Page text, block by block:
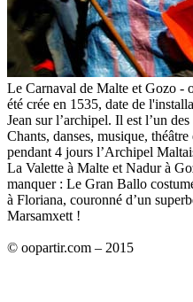
Le Carnaval de Malte et Gozo -
été crée en 1535, date de
Jean sur l’archipel. Il est l’un
Chants, danses, musique,
pendant 4 jours l’Archipel
La Valette à Malte et Nadur à
manquer : Le Gran Ballo
à Floriana, couronné d’un
Marsamxett !
© oopartir.com – 2015